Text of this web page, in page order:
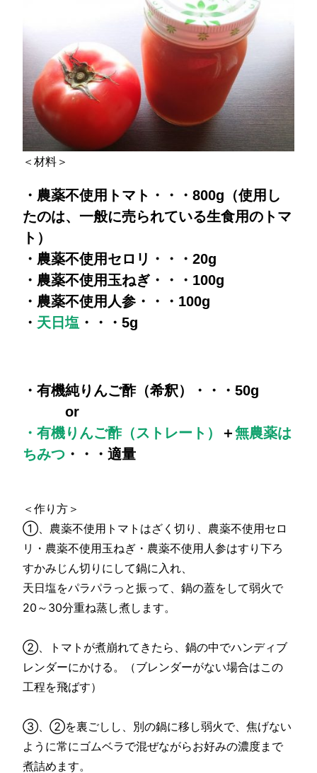
＜材料＞
・農薬不使用トマト・・・800g（使用し
たのは、一般に売られている生食用のトマ
ト）
・農薬不使用セロリ・・・20g
・農薬不使用玉ねぎ・・・100g
・農薬不使用人参・・・100g
・ 天日塩 ・・・5g
・有機純りんご酢（希釈）・・・50g
or
・有機りんご酢（ストレート）
＋無農薬は
ちみつ ・・・適量
＜作り方＞
①、農薬不使用トマトはざく切り、農薬不使用セロ
リ・農薬不使用玉ねぎ・農薬不使用人参はすり下ろ
すかみじん切りにして鍋に入れ、
天日塩をパラパラっと振って、鍋の蓋をして弱火で
20～30分重ね蒸し煮します。
②、トマトが煮崩れてきたら、鍋の中でハンディブ
レンダーにかける。（ブレンダーがない場合はこの
工程を飛ばす）
③、②を裏ごしし、別の鍋に移し弱火で、焦げない
ように常にゴムベラで混ぜながらお好みの濃度まで
煮詰めます。